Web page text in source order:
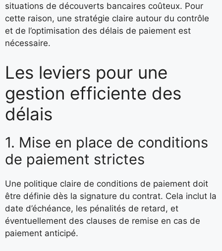
situations de découverts bancaires coûteux. Pour
cette raison, une stratégie claire autour du contrôle
et de l’optimisation des délais de paiement est
nécessaire.
Les leviers pour une
gestion efficiente des
délais
1. Mise en place de conditions
de paiement strictes
Une politique claire de conditions de paiement doit
être définie dès la signature du contrat. Cela inclut la
date d’échéance, les pénalités de retard, et
éventuellement des clauses de remise en cas de
paiement anticipé.